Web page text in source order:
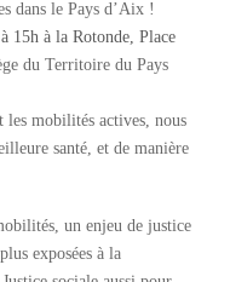
dans le Pays d’Aix !
15h à la Rotonde, Place
du Territoire du Pays
les mobilités actives, nous
santé, et de manière
un enjeu de justice
exposées à la